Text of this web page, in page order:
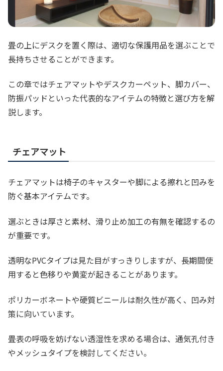
畳の上にデスクを置く際は、適切な保護用品を選ぶことで
長持ちさせることができます。
この章ではチェアマットやデスクカーペット、脚カバー、
防振パッドといった代表的なアイテムの特徴と選び方を解
説します。
チェアマット
チェアマットは椅子のキャスターや脚による擦れと凹みを
防ぐ基本アイテムです。
選ぶときは厚さと素材、滑り止め加工の有無を確認するの
が重要です。
透明なPVCタイプは見た目がすっきりしますが、長期間使
用すると色移りや黄変が起きることがあります。
ポリカーボネートや硬質ビニールは耐久性が高く、凹み対
策に向いています。
畳表の呼吸を妨げない透湿性を求める場合は、通気孔付き
やメッシュタイプを検討してください。